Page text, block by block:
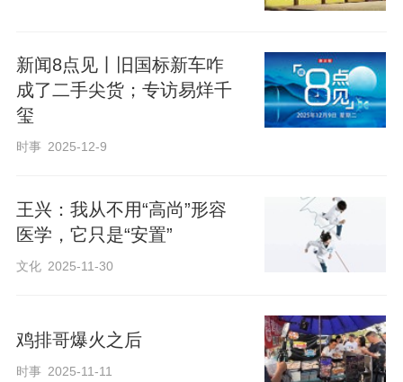
新闻8点见丨旧国标新车咋
成了二手尖货；专访易烊千
玺
时事 2025-12-9
王兴：我从不用“高尚”形容
医学，它只是“安置”
文化 2025-11-30
鸡排哥爆火之后
时事 2025-11-11